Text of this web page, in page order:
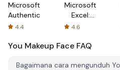
Microsoft
Authenticator
4.4
Microsoft
Excel:
Spreadsheets
4.6
You Makeup Face FAQ